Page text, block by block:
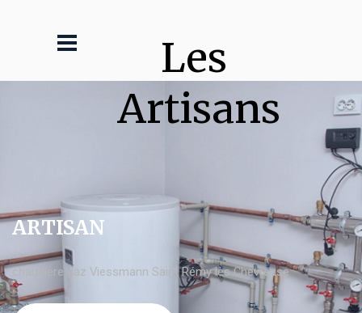
Les
Artisans
ARTISAN
chaudière gaz Viessmann Saint Rémy lès Chevreuse